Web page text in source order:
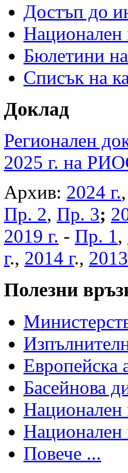
Достъп до
Национален
Бюлетини
Списък на
Доклад
Регионален
2025 г. на
Архив: 2024 г.,
Пр. 2, Пр. 3;
2019 г. - Пр. 1,
г., 2014 г.,
Полезни
Европейска
Басейнова
Национален
Повече ...